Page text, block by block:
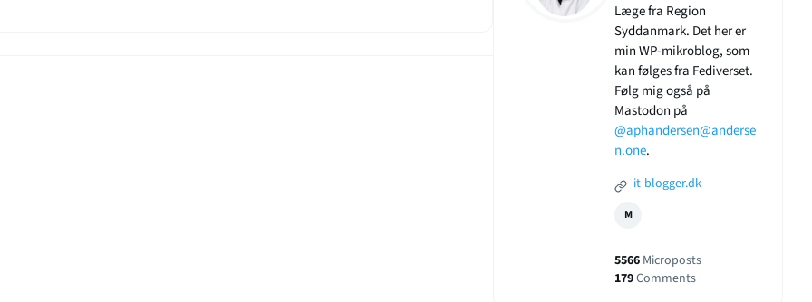
Læge fra Region
Syddanmark. Det her er
min WP-mikroblog, som
kan følges fra Fediverset.
Følg mig også på
Mastodon på
@aphandersen@anderse
n.one.
it-blogger.dk
M
5566 Microposts
179Comments